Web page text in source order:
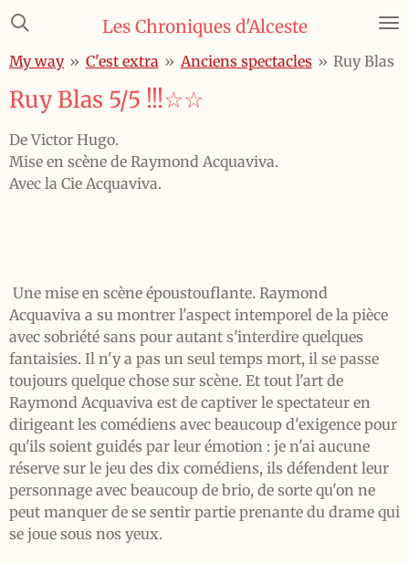
Passer
contenu
Les Chroniques d'Alceste
My way » C'est extra » Anciens spectacles » Ruy Blas
Ruy Blas 5/5 !!!☆☆
De Victor Hugo.
Mise en scène de Raymond Acquaviva.
Avec la Cie Acquaviva.
Une mise en scène époustouflante. Raymond
Acquaviva a su montrer l'aspect intemporel de la pièce
avec sobriété sans pour autant s'interdire quelques
fantaisies. Il n'y a pas un seul temps mort, il se passe
toujours quelque chose sur scène. Et tout l'art de
Raymond Acquaviva est de captiver le spectateur en
dirigeant les comédiens avec beaucoup d'exigence pour
qu'ils soient guidés par leur émotion : je n'ai aucune
réserve sur le jeu des dix comédiens, ils défendent leur
personnage avec beaucoup de brio, de sorte qu'on ne
peut manquer de se sentir partie prenante du drame qui
se joue sous nos yeux.